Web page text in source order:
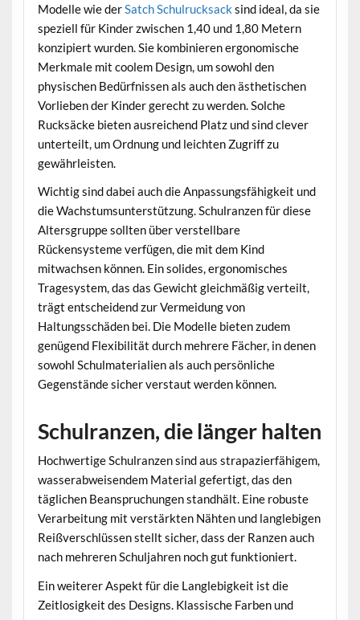
Modelle wie der Satch Schulrucksack sind ideal, da sie
speziell für Kinder zwischen 1,40 und 1,80 Metern
konzipiert wurden. Sie kombinieren ergonomische
Merkmale mit coolem Design, um sowohl den
physischen Bedürfnissen als auch den ästhetischen
Vorlieben der Kinder gerecht zu werden. Solche
Rucksäcke bieten ausreichend Platz und sind clever
unterteilt, um Ordnung und leichten Zugriff zu
gewährleisten.
Wichtig sind dabei auch die Anpassungsfähigkeit und
die Wachstumsunterstützung. Schulranzen für diese
Altersgruppe sollten über verstellbare
Rückensysteme verfügen, die mit dem Kind
mitwachsen können. Ein solides, ergonomisches
Tragesystem, das das Gewicht gleichmäßig verteilt,
trägt entscheidend zur Vermeidung von
Haltungsschäden bei. Die Modelle bieten zudem
genügend Flexibilität durch mehrere Fächer, in denen
sowohl Schulmaterialien als auch persönliche
Gegenstände sicher verstaut werden können.
Schulranzen, die länger halten
Hochwertige Schulranzen sind aus strapazierfähigem,
wasserabweisendem Material gefertigt, das den
täglichen Beanspruchungen standhält. Eine robuste
Verarbeitung mit verstärkten Nähten und langlebigen
Reißverschlüssen stellt sicher, dass der Ranzen auch
nach mehreren Schuljahren noch gut funktioniert.
Ein weiterer Aspekt für die Langlebigkeit ist die
Zeitlosigkeit des Designs. Klassische Farben und